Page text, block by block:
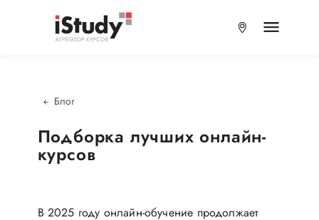
Блог
Подборка лучших онлайн-
курсов
В 2025 году онлайн-обучение продолжает